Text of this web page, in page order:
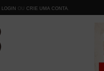
LOGIN OU CRIE UMA CONTA.